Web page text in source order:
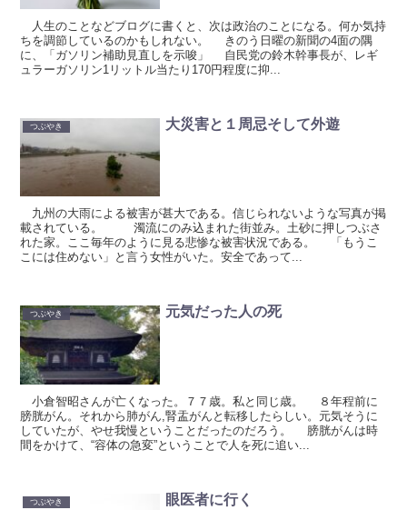
人生のことなどブログに書くと、次は政治のことになる。何か気持
ちを調節しているのかもしれない。 きのう日曜の新聞の4面の隅
に、「ガソリン補助見直しを示唆」 自民党の鈴木幹事長が、レギ
ュラーガソリン1リットル当たり170円程度に抑...
つぶやき 大災害と１周忌そして外遊
九州の大雨による被害が甚大である。信じられないような写真が掲
載されている。 濁流にのみ込まれた街並み。土砂に押しつぶさ
れた家。ここ毎年のように見る悲惨な被害状況である。 「もうこ
こには住めない」と言う女性がいた。安全であって...
つぶやき 元気だった人の死
小倉智昭さんが亡くなった。７７歳。私と同じ歳。 ８年程前に
膀胱がん。それから肺がん,腎盂がんと転移したらしい。元気そうに
していたが、やせ我慢ということだったのだろう。 膀胱がんは時
間をかけて、“容体の急変”ということで人を死に追い...
つぶやき 眼医者に行く